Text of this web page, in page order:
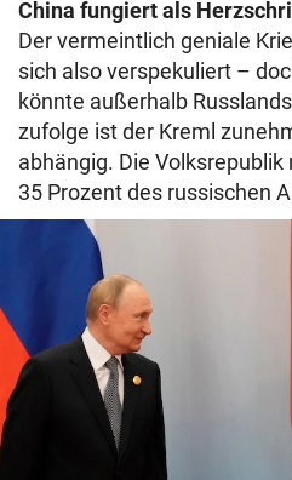
China fungiert als
Der vermeintlich geniale
sich also verspekuliert –
könnte außerhalb
zufolge ist der Kreml
abhängig. Die
35 Prozent des russischen